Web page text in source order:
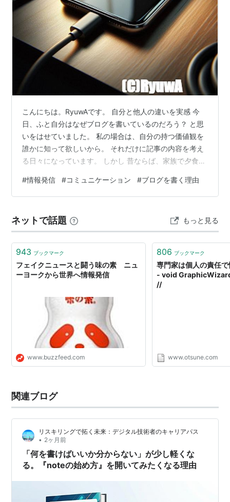
こんにちは。RyuwAです。 自分と他人の違いを実感 今
日、ふと自分はなぜブログを書いているのだろう？ と思
いをはせていました。 私の場合は、自分の持つ価値観を
誰かに知って欲しいから。 それだけに記事の内容を考え
る日々になっています。 しかし 昔ならば、家族で夕食の
合って家族同士のコミュニケーションから テレビで得た
情報を基に、何かを考えるきっかけにしたものです。 そ
感想などを言い合って さらに周囲の人たちとのコミュニ
ケーションを計っていました。 でも・・・ 今は、1人に1
台スマホの時代。 人…
#情報発信 #コミュニケーション #ブログを書く理由
ネットで話題 もっと見る
943 ブックマーク
フェイクニュースと闘う味の素 ニュ
ーヨークから世界へ情報発信
www.buzzfeed.com
806 ブックマーク
専門家は個人の責任
- void
//
www.otsune.com
関連ブログ
リスキリングで拓く未来：デジタル技術者のキャリアパス
• 2ヶ月前
「何を書けばいいか分からない」が少し軽くな
る。『noteの始め方』を開いてみたくなる理由